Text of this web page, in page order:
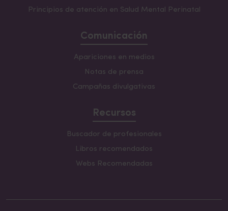
Principios de atención en Salud Mental Perinatal
Comunicación
Apariciones en medios
Notas de prensa
Campañas divulgativas
Recursos
Buscador de profesionales
Libros recomendados
Webs Recomendadas